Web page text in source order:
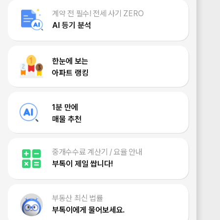
계약 전 필수! 전세 사기 ZERO
AI 등기 분석
한눈에 보는
아파트 랭킹
1분 만에
매물 추천
중개수수료 계산기 / 요율 안내
부톡이 제일 쌉니다!
부동산 최신 법률
부톡이에게 물어보세요.